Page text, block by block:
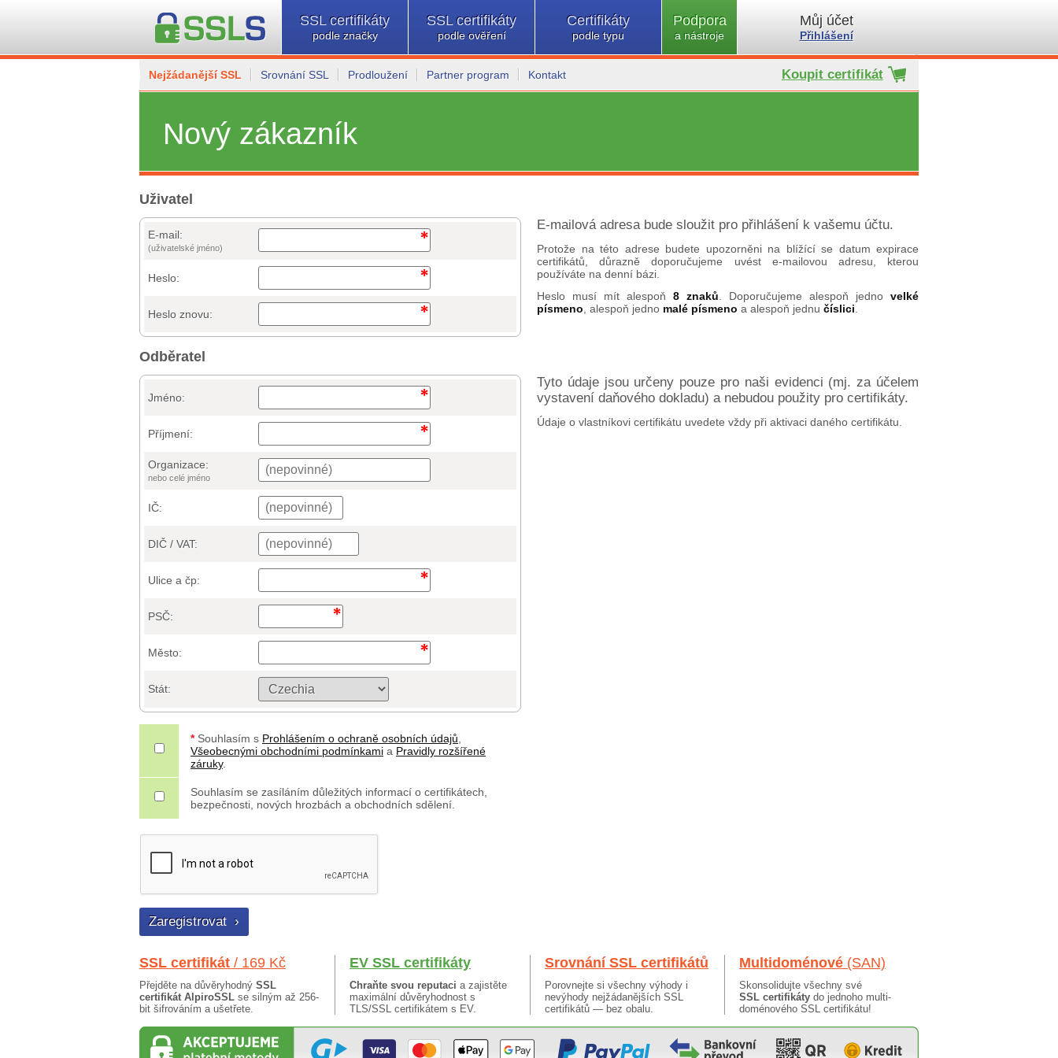
SSL certifikáty
podle značky
SSL certifikáty
podle ověření
Certifikáty
podle typu
Podpora
a nástroje
Můj účet
Přihlášení
Nejžádanější SSL Srovnání SSL Prodloužení Partner program Kontakt Koupit certifikát
Nový zákazník
Uživatel
E-mail:
(uživatelské jméno)
Heslo:
Heslo znovu:
E-mailová adresa bude sloužit pro přihlášení k vašemu účtu.
Protože na této adrese budete upozorněni na blížící se datum expirace
certifikátů, důrazně doporučujeme uvést e-mailovou adresu, kterou
používáte na denní bázi.
Heslo musí mít alespoň 8 znaků . Doporučujeme alespoň jedno velké
písmeno , alespoň jedno malé písmeno a alespoň jednu číslici
Odběratel
Jméno:
Příjmení:
Organizace:
nebo celé jméno
IČ:
DIČ / VAT:
Ulice a čp:
PSČ:
Město:
Stát:
* Souhlasím s Prohlášením o ochraně osobních údajů
Všeobecnými obchodními podmínkami a Pravidly rozšířené
záruky.
Souhlasím se zasíláním důležitých informací o certifikátech,
bezpečnosti, nových hrozbách a obchodních sdělení.
Tyto údaje jsou určeny pouze pro naši evidenci (mj. za účelem
vystavení daňového dokladu) a nebudou použity pro certifikáty.
Údaje o vlastníkovi certifikátu uvedete vždy při aktivaci daného certifikátu.
SSL certifikát / 169 Kč
Přejděte na důvěryhodný SSL
certifikát AlpiroSSL se silným až 256-
bit šifrováním a ušetřete.
EV SSL certifikáty
Chraňte svou reputaci a zajistěte
maximální důvěryhodnost s
TLS/SSL certifikátem s EV.
Srovnání SSL certifikátů
Porovnejte si všechny výhody i
nevýhody nejžádanějších SSL
certifikátů — bez obalu.
Multidoménové (SAN)
Skonsolidujte všechny své
SSL certifikáty do jednoho multi-
doménového SSL certifikátu!